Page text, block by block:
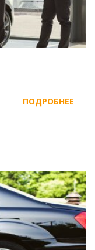
ПОДРОБНЕЕ